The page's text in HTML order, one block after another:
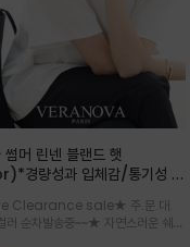
썸머 린넨 블랜드 햇
경량성과 입체감/통기성 좋
착용/ 뒷트임 있어서 헤어스타
편하게 쓰실수 있습니다
Clearance sale★ 주.문.대.
러 순차발송중~~★ 자연스러운 쉐입